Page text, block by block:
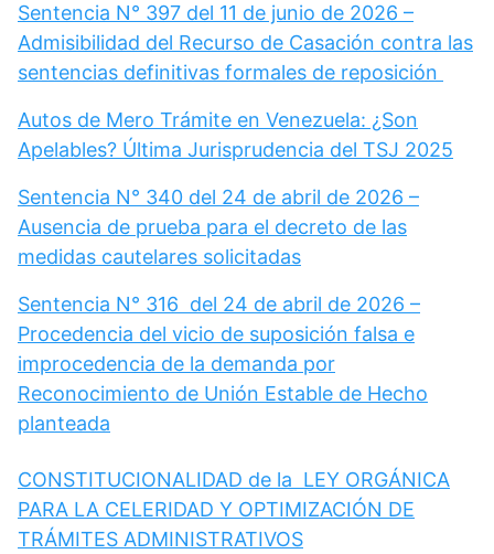
Sentencia N° 397 del 11 de junio de 2026 –
Admisibilidad del Recurso de Casación contra las
sentencias definitivas formales de reposición
Autos de Mero Trámite en Venezuela: ¿Son
Apelables? Última Jurisprudencia del TSJ 2025
Sentencia N° 340 del 24 de abril de 2026 –
Ausencia de prueba para el decreto de las
medidas cautelares solicitadas
Sentencia N° 316 del 24 de abril de 2026 –
Procedencia del vicio de suposición falsa e
improcedencia de la demanda por
Reconocimiento de Unión Estable de Hecho
planteada
CONSTITUCIONALIDAD de la LEY ORGÁNICA
PARA LA CELERIDAD Y OPTIMIZACIÓN DE
TRÁMITES ADMINISTRATIVOS